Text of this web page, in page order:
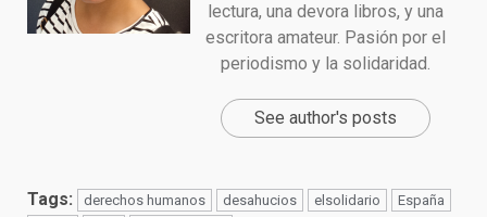
lectura, una devora libros, y una
escritora amateur. Pasión por el
periodismo y la solidaridad.
See author's posts
Tags: derechos humanos desahucios elsolidario
España